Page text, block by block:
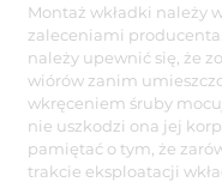
Montaż wkładki należy
zaleceniami
należy upewnić się, że
wiórów zanim
wkręceniem śruby
nie uszkodzi ona jej
pamiętać o tym, że
trakcie eksploatacji